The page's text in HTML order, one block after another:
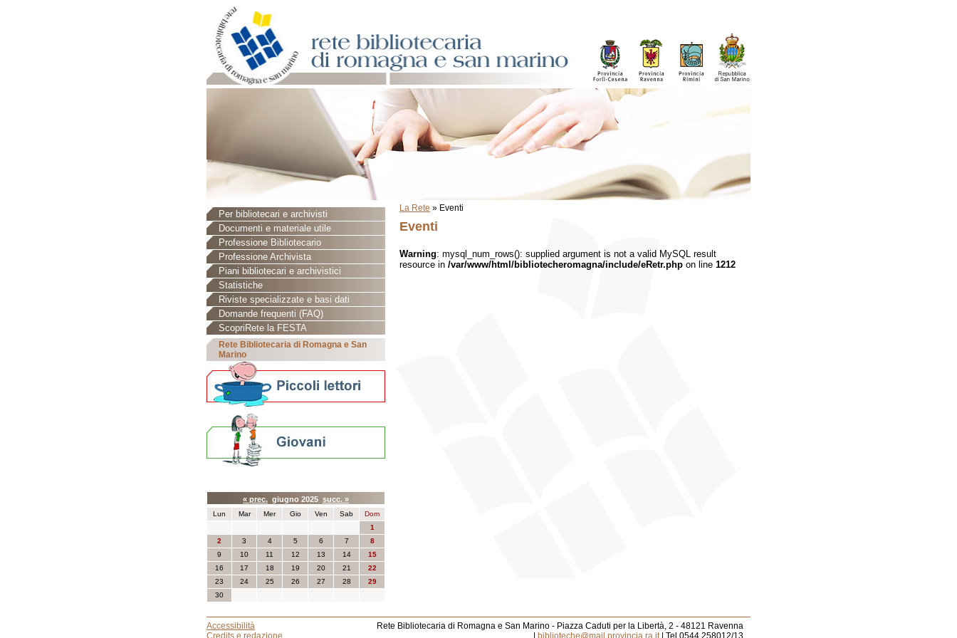
La Rete » Eventi
Eventi
Warning: mysql_num_rows(): supplied argument is not a valid MySQL result
resource in /var/www/html/bibliotecheromagna/include/eRetr.php on line 1212
Per bibliotecari e archivisti
Documenti e materiale utile
Professione Bibliotecario
Professione Archivista
Piani bibliotecari e archivistici
Statistiche
Riviste specializzate e basi dati
Domande frequenti (FAQ)
ScopriRete la FESTA
Rete Bibliotecaria di Romagna e San
Marino
« prec. giugno 2025 succ. »
Lun Mar Mer Gio Ven Sab
Dom
1
2
3 4 5 6 7
8
9
10 11 12 13 14
15
16
17 18 19 20 21
22
23
24 25 26 27 28
29
30
Accessibilità
Credits e redazione
Rete Bibliotecaria di Romagna e San Marino - Piazza Caduti per la Libertà, 2 - 48121 Ravenna
biblioteche@mail.provincia.ra.it | Tel 0544.258012/13